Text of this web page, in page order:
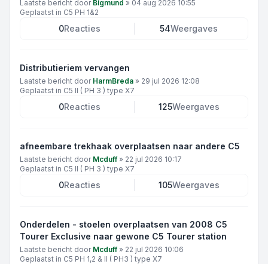
Laatste bericht door Bigmund » 04 aug 2026 10:55
Geplaatst in C5 PH 1&2
0Reacties 54Weergaves
Distributieriem vervangen
Laatste bericht door HarmBreda » 29 jul 2026 12:08
Geplaatst in C5 II ( PH 3 ) type X7
0Reacties 125Weergaves
afneembare trekhaak overplaatsen naar andere C5
Laatste bericht door Mcduff» 22 jul 2026 10:17
Geplaatst in C5 II ( PH 3 ) type X7
0Reacties 105Weergaves
Onderdelen - stoelen overplaatsen van 2008 C5
Tourer Exclusive naar gewone C5 Tourer station
Laatste bericht door Mcduff» 22 jul 2026 10:06
Geplaatst in C5 PH 1,2 & II ( PH3 ) type X7